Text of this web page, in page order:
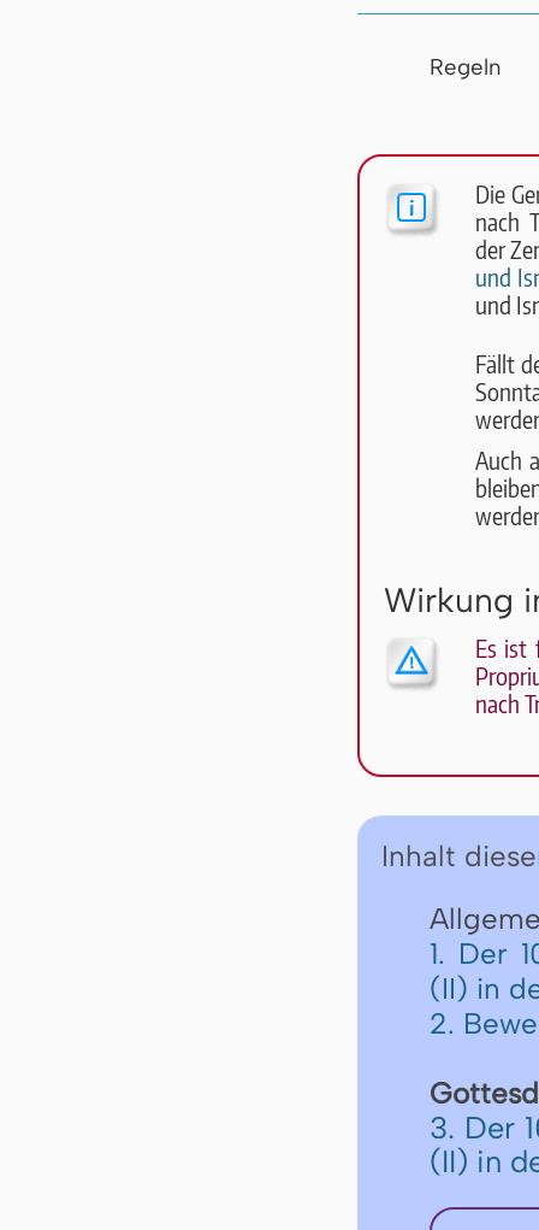
Regeln
Die
nach
der
und
und
Fällt
Auch
Wirkung
Es ist
nach
Inhalt
1. Der
(II) in
2.
3. Der
(II) in